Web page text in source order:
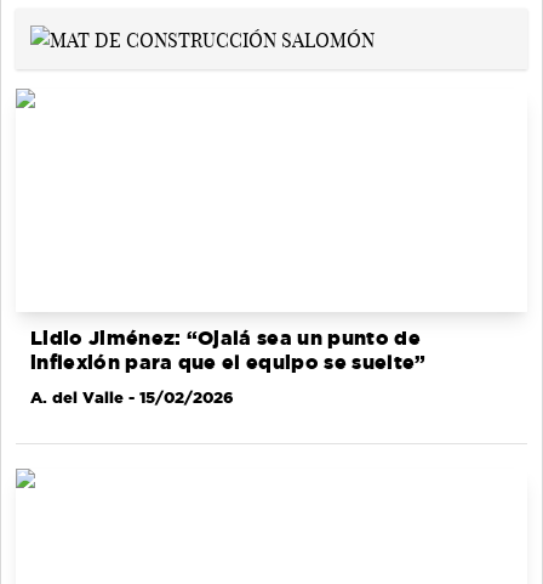
Lidio Jiménez: “Ojalá sea un punto de
inflexión para que el equipo se suelte”
A. del Valle - 15/02/2026